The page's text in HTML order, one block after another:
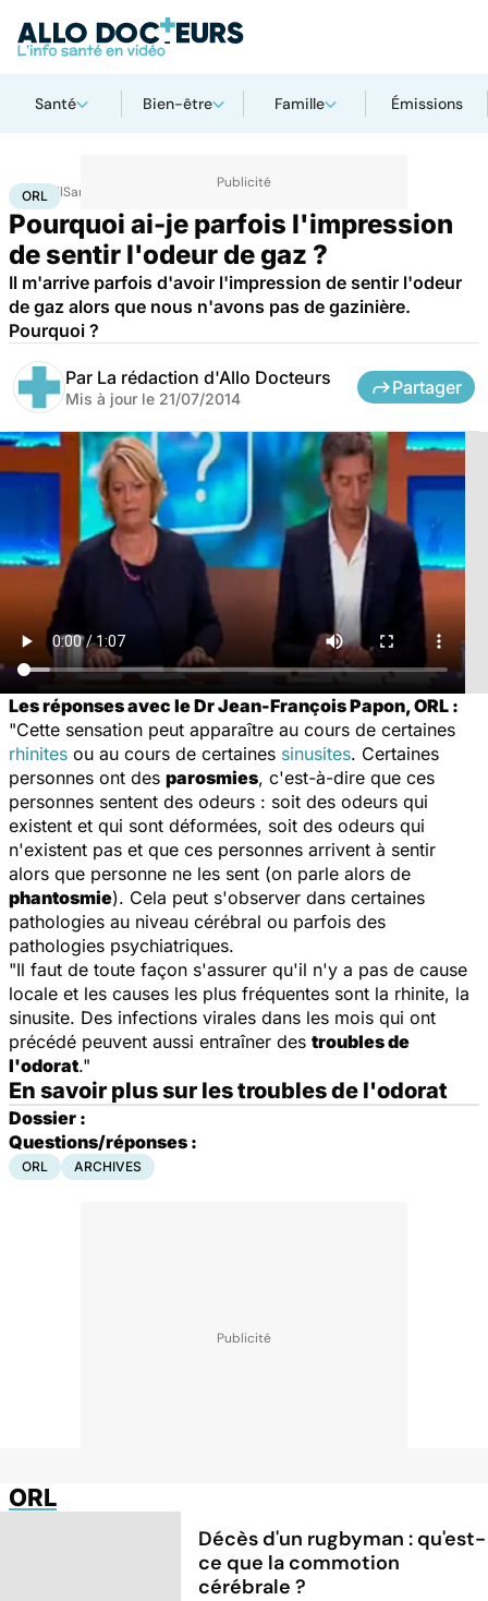
Santé Bien-être Famille Émissions
AccueilSanté
ORL
Pourquoi ai-je parfois l'impression
de sentir l'odeur de gaz ?
Il m'arrive parfois d'avoir l'impression de sentir l'odeur
de gaz alors que nous n'avons pas de gazinière.
Pourquoi ?
Par La rédaction d'Allo Docteurs
Mis à jour le 21/07/2014
Partager
Les réponses avec le Dr Jean-François Papon, ORL :
"Cette sensation peut apparaître au cours de certaines
rhinites ou au cours de certaines sinusites. Certaines
personnes ont des parosmies, c'est-à-dire que ces
personnes sentent des odeurs : soit des odeurs qui
existent et qui sont déformées, soit des odeurs qui
n'existent pas et que ces personnes arrivent à sentir
alors que personne ne les sent (on parle alors de
phantosmie). Cela peut s'observer dans certaines
pathologies au niveau cérébral ou parfois des
pathologies psychiatriques.
"Il faut de toute façon s'assurer qu'il n'y a pas de cause
locale et les causes les plus fréquentes sont la rhinite, la
sinusite. Des infections virales dans les mois qui ont
précédé peuvent aussi entraîner des troubles de
l'odorat."
En savoir plus sur les troubles de l'odorat
Dossier :
Questions/réponses :
ORL ARCHIVES
ORL
Décès d'un rugbyman : qu'est-
ce que la commotion
cérébrale ?